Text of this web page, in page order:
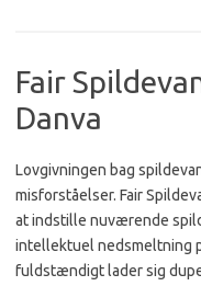
Fair
Danva
Lovgivningen bag
misforståelser. Fair
at indstille nuværende
intellektuel nedsmeltning
fuldstændigt lader sig